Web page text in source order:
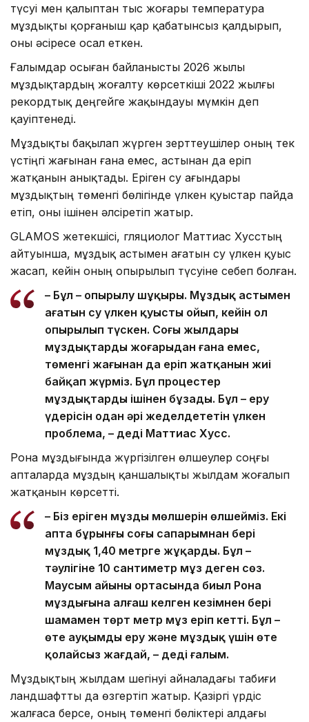
түсуі мен қалыптан тыс жоғары температура
мұздықты қорғаныш қар қабатынсыз қалдырып,
оны әсіресе осал еткен.
Ғалымдар осыған байланысты 2026 жылы
мұздықтардың жоғалту көрсеткіші 2022 жылғы
рекордтық деңгейге жақындауы мүмкін деп
қауіптенеді.
Мұздықты бақылап жүрген зерттеушілер оның тек
үстіңгі жағынан ғана емес, астынан да еріп
жатқанын анықтады. Еріген су ағындары
мұздықтың төменгі бөлігінде үлкен қуыстар пайда
етіп, оны ішінен әлсіретіп жатыр.
GLAMOS жетекшісі, гляциолог Маттиас Хусстың
айтуынша, мұздық астымен ағатын су үлкен қуыс
жасап, кейін оның опырылып түсуіне себеп болған.
– Бұл – опырылу шұңқыры. Мұздық астымен
ағатын су үлкен қуысты ойып, кейін ол
опырылып түскен. Соңғы жылдары
мұздықтардың жоғарыдан ғана емес,
төменгі жағынан да еріп жатқанын жиі
байқап жүрміз. Бұл процестер
мұздықтарды ішінен бұзады. Бұл – еру
үдерісін одан әрі жеделдететін үлкен
проблема, – деді Маттиас Хусс.
Рона мұздығында жүргізілген өлшеулер соңғы
апталарда мұздың қаншалықты жылдам жоғалып
жатқанын көрсетті.
– Біз еріген мұздың мөлшерін өлшейміз. Екі
апта бұрынғы соңғы сапарымнан бері
мұздық 1,40 метрге жұқарды. Бұл –
тәулігіне 10 сантиметр мұз деген сөз.
Маусым айының ортасында биыл Рона
мұздығына алғаш келген кезімнен бері
шамамен төрт метр мұз еріп кетті. Бұл –
өте ауқымды еру және мұздық үшін өте
қолайсыз жағдай, – деді ғалым.
Мұздықтың жылдам шегінуі айналадағы табиғи
ландшафтты да өзгертіп жатыр. Қазіргі үрдіс
жалғаса берсе, оның төменгі бөліктері алдағы